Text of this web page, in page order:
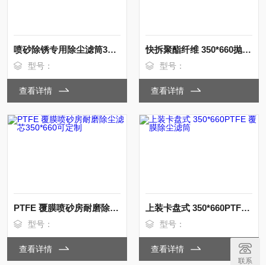
喷砂除锈专用除尘滤筒350*660mm
型号：
查看详情
快拆聚酯纤维 350*660抛丸机脉冲除尘滤筒
型号：
查看详情
PTFE 覆膜喷砂房耐磨除尘滤芯350*660可定制
型号：
查看详情
上装卡盘式 350*660PTFE 覆膜除尘滤筒
型号：
查看详情
联系